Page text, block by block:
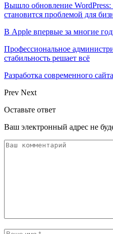
Вышло обновление
становится проблемой для
В Apple впервые за многие
Профессиональное
стабильность решает всё
Разработка современного
Prev Next
Оставьте ответ
Ваш электронный адрес не